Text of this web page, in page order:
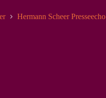
Hermann Scheer Presseecho